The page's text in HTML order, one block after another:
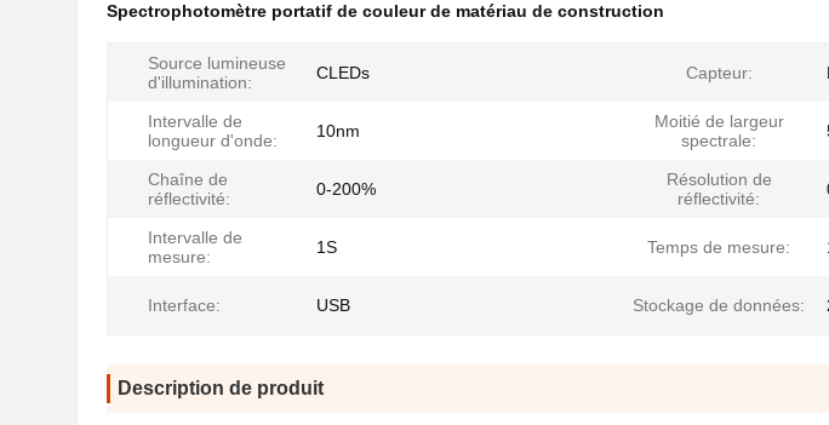
Spectrophotomètre portatif de couleur de matériau de construction
Source lumineuse
d'illumination:
CLEDs Capteur:
Intervalle de
longueur d'onde:
10nm
Moitié de largeur
spectrale:
Chaîne de
réflectivité:
0-200%
Résolution de
réflectivité:
Intervalle de
mesure:
1S Temps de mesure:
Interface: USB Stockage de données:
Description de produit